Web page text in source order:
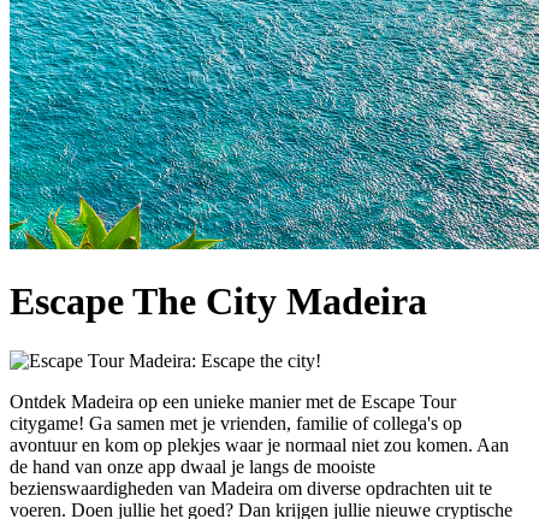
Escape The City Madeira
Ontdek Madeira op een unieke manier met de Escape Tour
citygame! Ga samen met je vrienden, familie of collega's op
avontuur en kom op plekjes waar je normaal niet zou komen. Aan
de hand van onze app dwaal je langs de mooiste
bezienswaardigheden van Madeira om diverse opdrachten uit te
voeren. Doen jullie het goed? Dan krijgen jullie nieuwe cryptische